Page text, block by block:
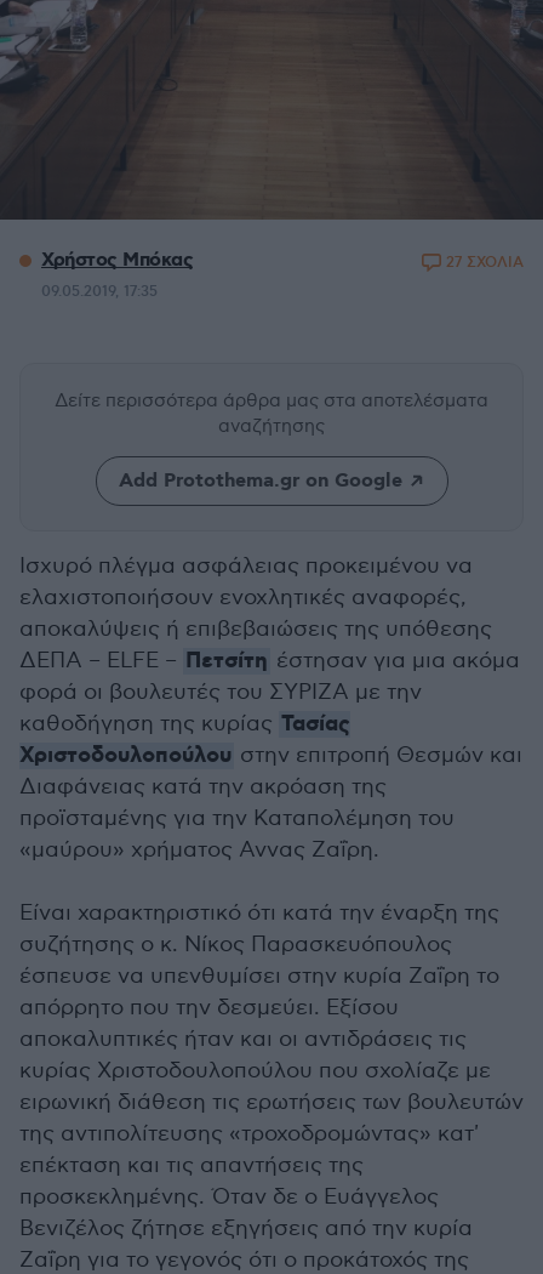
Χρήστος Μπόκας
09.05.2019, 17:35
27 ΣΧΟΛΙΑ
Δείτε περισσότερα άρθρα μας στα αποτελέσματα
αναζήτησης
Add Protothema.gr on Google
Ισχυρό πλέγμα ασφάλειας προκειμένου να
ελαχιστοποιήσουν ενοχλητικές αναφορές,
αποκαλύψεις ή επιβεβαιώσεις της υπόθεσης
ΔΕΠΑ – ELFE – Πετσίτη έστησαν για μια ακόμα
φορά οι βουλευτές του ΣΥΡΙΖΑ με την
καθοδήγηση της κυρίας Τασίας
Χριστοδουλοπούλου στην επιτροπή Θεσμών και
Διαφάνειας κατά την ακρόαση της
προϊσταμένης για την Καταπολέμηση του
«μαύρου» χρήματος Αννας Ζαΐρη.
Είναι χαρακτηριστικό ότι κατά την έναρξη της
συζήτησης ο κ. Νίκος Παρασκευόπουλος
έσπευσε να υπενθυμίσει στην κυρία Ζαΐρη το
απόρρητο που την δεσμεύει. Εξίσου
αποκαλυπτικές ήταν και οι αντιδράσεις τις
κυρίας Χριστοδουλοπούλου που σχολίαζε με
ειρωνική διάθεση τις ερωτήσεις των βουλευτών
της αντιπολίτευσης «τροχοδρομώντας» κατ'
επέκταση και τις απαντήσεις της
προσκεκλημένης. Όταν δε ο Ευάγγελος
Βενιζέλος ζήτησε εξηγήσεις από την κυρία
Ζαΐρη για το γεγονός ότι ο προκάτοχός της